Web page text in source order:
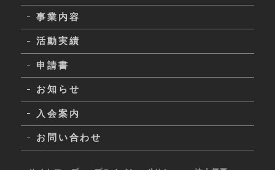
事業内容
活動実績
申請書
お知らせ
入会案内
お問い合わせ